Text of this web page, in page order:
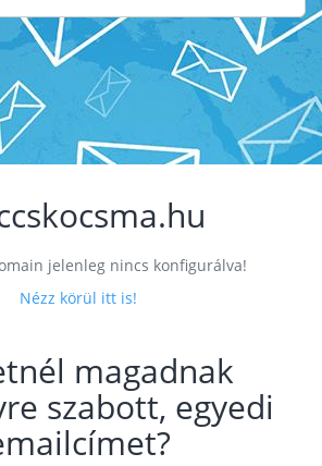
jelenleg nincs konfigurálva!
Nézz körül itt is!
magadnak
szabott, egyedi